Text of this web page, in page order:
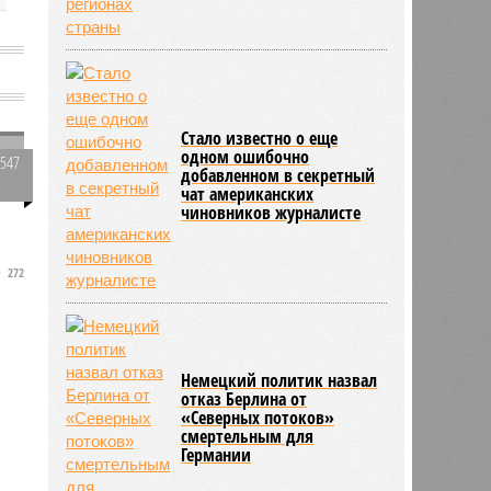
272
Стало известно о еще
одном ошибочно
добавленном в секретный
чат американских
чиновников журналисте
Немецкий политик назвал
отказ Берлина от
«Северных потоков»
смертельным для
Германии